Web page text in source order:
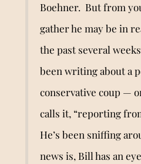
Boehner. But from
gather he may be in
the past several
been writing about a
conservative coup —
calls it, “reporting
He’s been sniffing
news is, Bill has an